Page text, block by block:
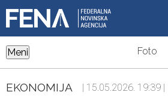
Meni Foto
EKONOMIJA | 15.05.2026. 19:39 |